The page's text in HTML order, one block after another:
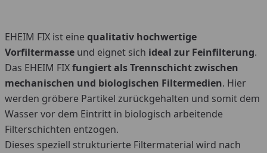
EHEIM FIX ist eine qualitativ hochwertige
Vorfiltermasse und eignet sich ideal zur Feinfilterung.
Das EHEIM FIXfungiert als Trennschicht zwischen
mechanischen und biologischen Filtermedien. Hier
werden gröbere Partikel zurückgehalten und somit dem
Wasser vor dem Eintritt in biologisch arbeitende
Filterschichten entzogen.
Dieses speziell strukturierte Filtermaterial wird nach